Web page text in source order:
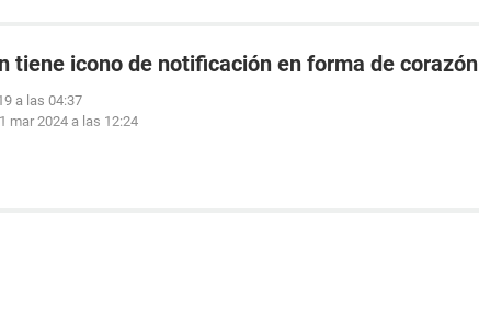
tiene icono de notificación en forma de corazón
a las 04:37
mar 2024 a las 12:24